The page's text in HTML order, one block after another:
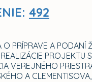
492
O PRÍPRAVE A PODANÍ
PROJEKTU
VEREJNÉHO
A